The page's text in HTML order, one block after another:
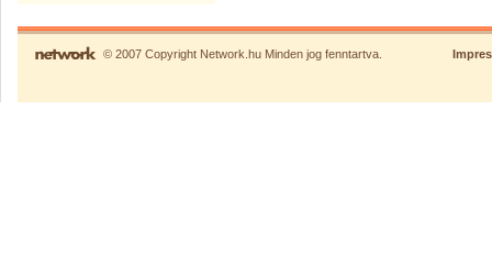
© 2007 Copyright Network.hu Minden jog fenntartva.